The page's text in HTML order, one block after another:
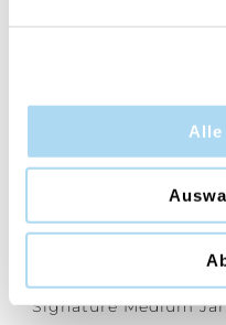
Alle
Slopeside Spritz
Signature Medium Jar